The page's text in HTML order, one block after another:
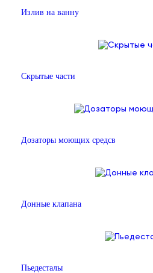
Излив на ванну
Скрытые части
Дозаторы моющих средсв
Донные клапана
Пьедесталы